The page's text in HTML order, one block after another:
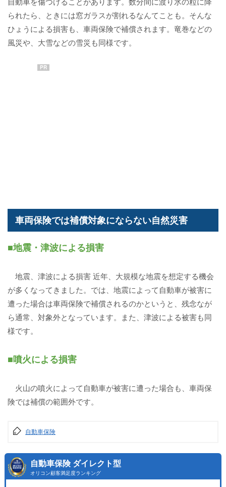
られたら、ときには窓ガラスが割れるなんてことも。そんな
ひょうによる損害も、車両保険で補償されます。竜巻などの
風災や、大雪などの雪災も同様です。
PR
車両保険では補償対象にならない自然災害
■地震・津波による損害
地震、津波による損害 近年、大規模な地震を想定する機会
が多くなってきました。では、地震によって自動車が被害に
遭った場合は車両保険で補償されるのかというと、残念なが
ら通常、対象外となっています。また、津波による被害も同
様です。
■噴火による損害
火山の噴火によって自動車が被害に遭った場合も、車両保
険では補償の範囲外です。
自動車保険
自動車保険 ダイレクト型
オリコン顧客満足度ランキング